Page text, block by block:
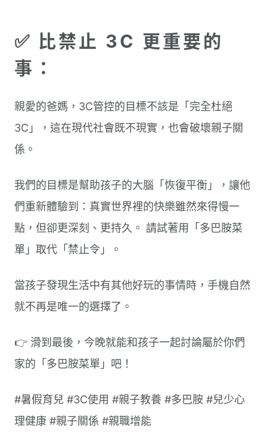
✅ 比禁止 3C 更重要的
事：
親愛的爸媽，3C管控的目標不該是「完全杜絕
3C」，這在現代社會既不現實，也會破壞親子關
係。
我們的目標是幫助孩子的大腦「恢復平衡」，讓他
們重新體驗到：真實世界裡的快樂雖然來得慢一
點，但卻更深刻、更持久。 請試著用「多巴胺菜
單」取代「禁止令」。
當孩子發現生活中有其他好玩的事情時，手機自然
就不再是唯一的選擇了。
👉 滑到最後，今晚就能和孩子一起討論屬於你們
家的「多巴胺菜單」吧！
#暑假育兒 #3C使用 #親子教養 #多巴胺 #兒少心
理健康 #親子關係 #親職增能